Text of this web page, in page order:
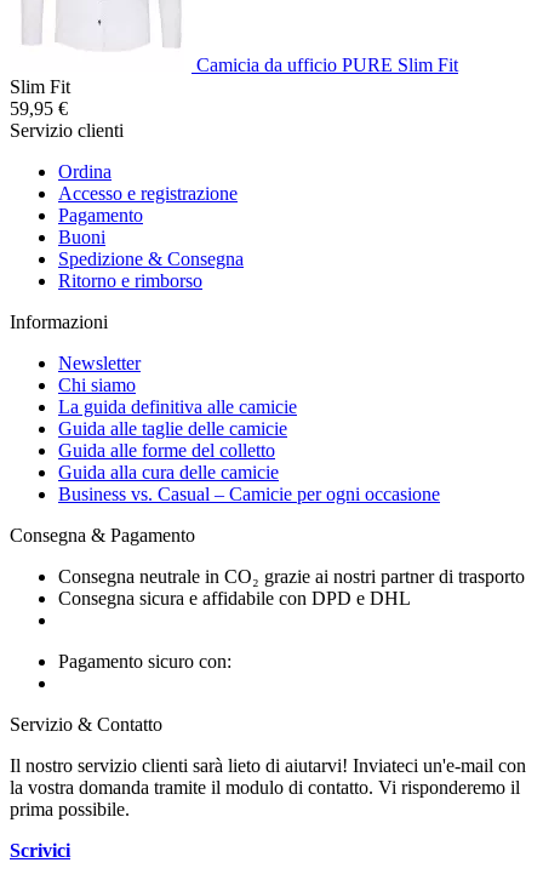
Camicia da ufficio PURE Slim Fit
Slim Fit
59,95 €
Servizio clienti
Ordina
Accesso e registrazione
Pagamento
Buoni
Spedizione & Consegna
Ritorno e rimborso
Informazioni
Newsletter
Chi siamo
La guida definitiva alle camicie
Guida alle taglie delle camicie
Guida alle forme del colletto
Guida alla cura delle camicie
Business vs. Casual – Camicie per ogni occasione
Consegna & Pagamento
Consegna neutrale in CO₂ grazie ai nostri partner di trasporto
Consegna sicura e affidabile con DPD e DHL
Pagamento sicuro con:
Servizio & Contatto
Il nostro servizio clienti sarà lieto di aiutarvi! Inviateci un'e-mail con
la vostra domanda tramite il modulo di contatto. Vi risponderemo il
prima possibile.
Scrivici